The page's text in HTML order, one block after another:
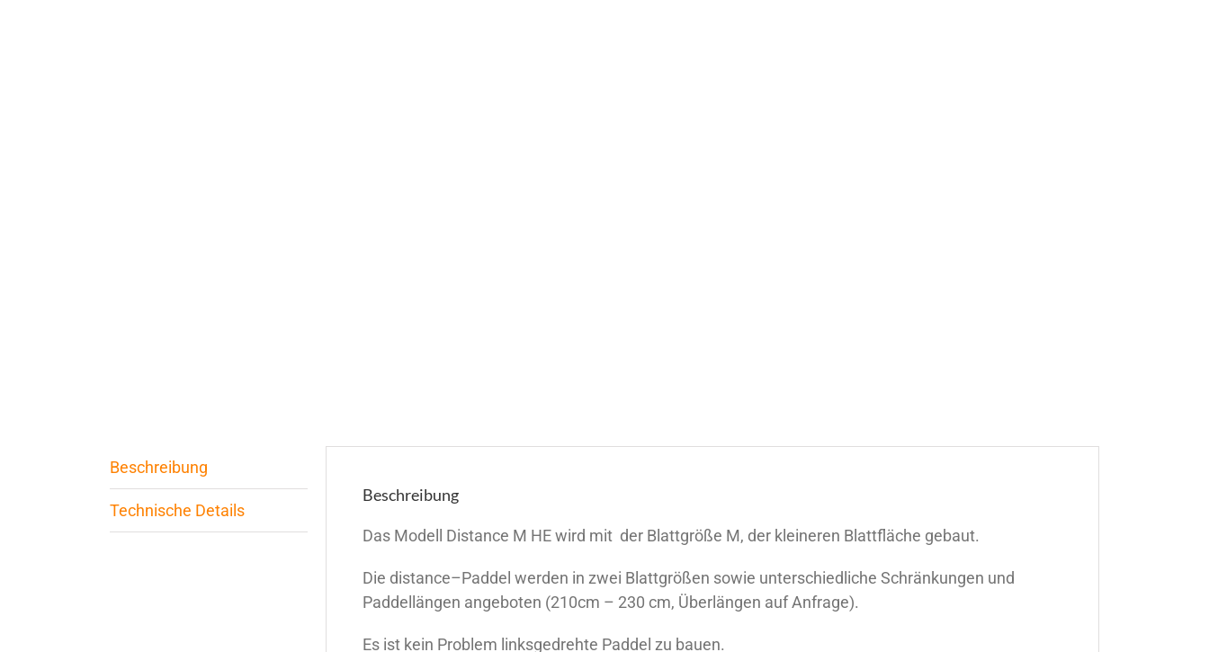
Beschreibung
Technische Details
Beschreibung
Das Modell Distance M HE wird mit der Blattgröße M, der kleineren Blattfläche gebaut.
Die distance–Paddel werden in zwei Blattgrößen sowie unterschiedliche Schränkungen und
Paddellängen angeboten (210cm – 230 cm, Überlängen auf Anfrage).
Es ist kein Problem linksgedrehte Paddel zu bauen.